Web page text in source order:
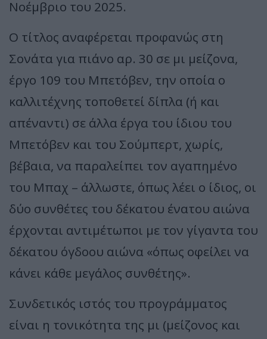
Νοέμβριο του 2025.
Ο τίτλος αναφέρεται προφανώς στη
Σονάτα για πιάνο αρ. 30 σε μι μείζονα,
έργο 109 του Μπετόβεν, την οποία ο
καλλιτέχνης τοποθετεί δίπλα (ή και
απέναντι) σε άλλα έργα του ίδιου του
Μπετόβεν και του Σούμπερτ, χωρίς,
βέβαια, να παραλείπει τον αγαπημένο
του Μπαχ – άλλωστε, όπως λέει ο ίδιος, οι
δύο συνθέτες του δέκατου ένατου αιώνα
έρχονται αντιμέτωποι με τον γίγαντα του
δέκατου όγδοου αιώνα «όπως οφείλει να
κάνει κάθε μεγάλος συνθέτης».
Συνδετικός ιστός του προγράμματος
είναι η τονικότητα της μι (μείζονος και